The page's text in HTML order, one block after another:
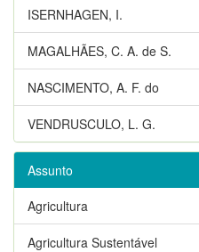
ISERNHAGEN, I.
MAGALHÃES, C. A. de S.
NASCIMENTO, A. F. do
VENDRUSCULO, L. G.
Assunto
Agricultura
Agricultura Sustentável